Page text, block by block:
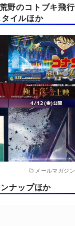
野のコトブキ飛行
イルほか
メールマガジン
ナップほか